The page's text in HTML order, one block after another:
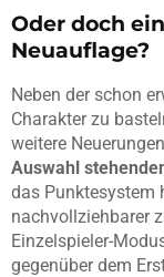
Oder doch
Neuauflage?
Neben der schon
Charakter zu
weitere
Auswahl
das Punktesystem
nachvollziehbarer
Einzelspieler-
gegenüber dem